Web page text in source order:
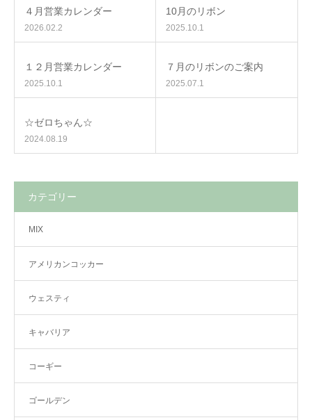
４月営業カレンダー
2026.02.2
10月のリボン
2025.10.1
１２月営業カレンダー
2025.10.1
７月のリボンのご案内
2025.07.1
☆ゼロちゃん☆
2024.08.19
カテゴリー
MIX
アメリカンコッカー
ウェスティ
キャバリア
コーギー
ゴールデン